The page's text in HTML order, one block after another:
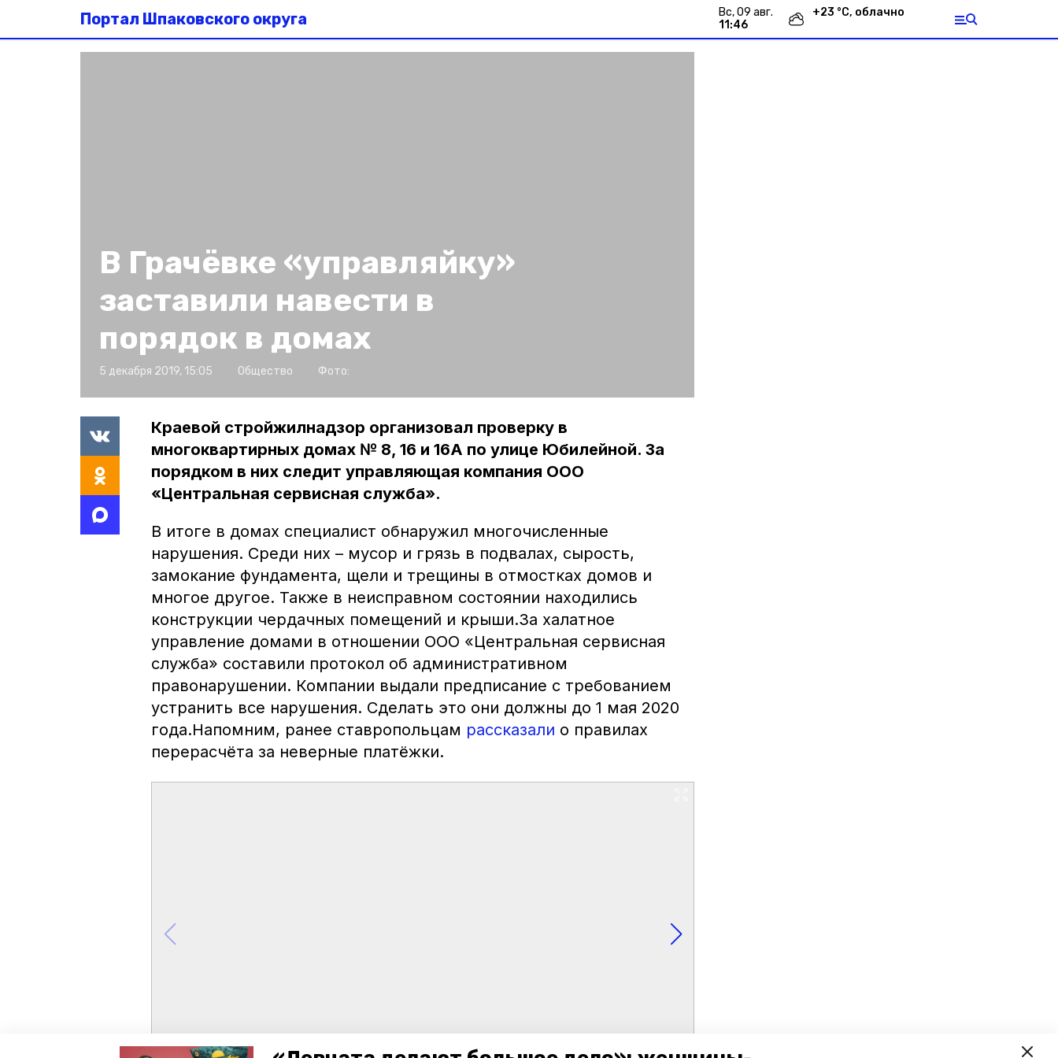
Портал Шпаковского округа
вс, 09 авг.
11:46
+23 °С, облачно
В Грачёвке «управляйку»
заставили навести в
порядок в домах
5 декабря 2019, 15:05 Общество Фото:
Краевой стройжилнадзор организовал проверку в
многоквартирных домах № 8, 16 и 16А по улице Юбилейной. За
порядком в них следит управляющая компания ООО
«Центральная сервисная служба».
В итоге в домах специалист обнаружил многочисленные
нарушения. Среди них – мусор и грязь в подвалах, сырость,
замокание фундамента, щели и трещины в отмостках домов и
многое другое. Также в неисправном состоянии находились
конструкции чердачных помещений и крыши.За халатное
управление домами в отношении ООО «Центральная сервисная
служба» составили протокол об административном
правонарушении. Компании выдали предписание с требованием
устранить все нарушения. Сделать это они должны до 1 мая 2020
года.Напомним, ранее ставропольцам рассказали о правилах
перерасчёта за неверные платёжки.